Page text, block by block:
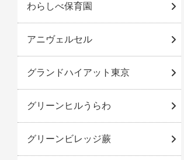
わらしべ保育園
アニヴェルセル
グランドハイアット東京
グリーンヒルうらわ
グリーンビレッジ蕨